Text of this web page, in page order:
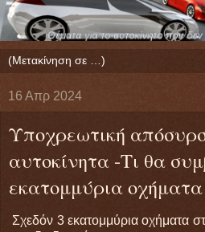
16 Απρ 2024
Υποχρεωτική
αυτοκίνητα -Τι θα
εκατομμύρια
Σχεδόν 3 εκατομμύρια οχήματα